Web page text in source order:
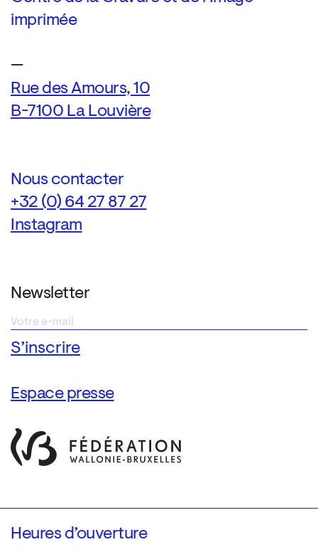
imprimée
—
Rue des Amours, 10
B-7100 La Louvière
Nous contacter
+32 (0) 64 27 87 27
Instagram
Newsletter
Espace presse
Heures d’ouverture